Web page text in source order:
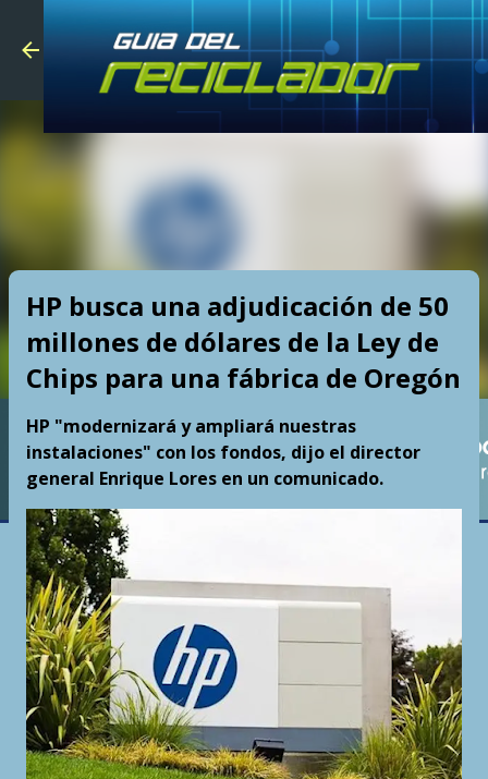
Skip to
HP busca una adjudicación de 50
millones de dólares de la Ley de
Chips para una fábrica de Oregón
HP "modernizará y ampliará nuestras
instalaciones" con los fondos, dijo el director
general Enrique Lores en un comunicado.